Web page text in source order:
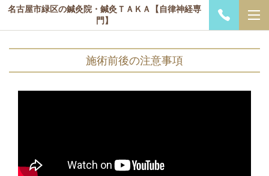
名古屋市緑区の鍼灸院・鍼灸ＴＡＫＡ【自律神経専
門】
施術前後の注意事項